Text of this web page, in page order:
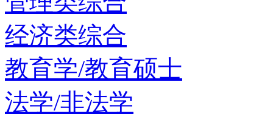
经济类综合
教育学/教育硕士
法学/非法学